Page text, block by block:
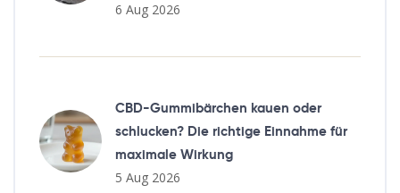
6 Aug 2026
CBD-Gummibärchen kauen oder
schlucken? Die richtige Einnahme für
maximale Wirkung
5 Aug 2026